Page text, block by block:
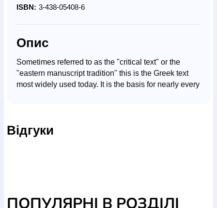
ISBN: 3-438-05408-6
Опис
Sometimes referred to as the "critical text" or the
"eastern manuscript tradition" this is the Greek text
most widely used today. It is the basis for nearly every
The Greek text is identical to the Nestle-Aland 27th
this work is desired by the practicing clergy as well as
Відгуки
ПОПУЛЯРНІ В РОЗДІЛІ